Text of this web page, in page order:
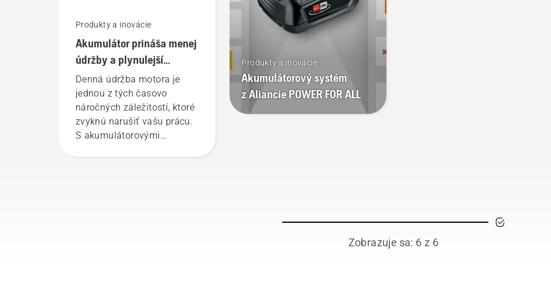
Produkty a inovácie
Akumulátor prináša menej
údržby a plynulejší
pracovný deň
Denná údržba motora je
jednou z tých časovo
náročných záležitostí, ktoré
zvyknú narušiť vašu prácu.
S akumulátorovými
Produkty a inovácie
Akumulátorový systém
z Aliancie POWER FOR ALL
Zobrazuje sa: 6 z 6